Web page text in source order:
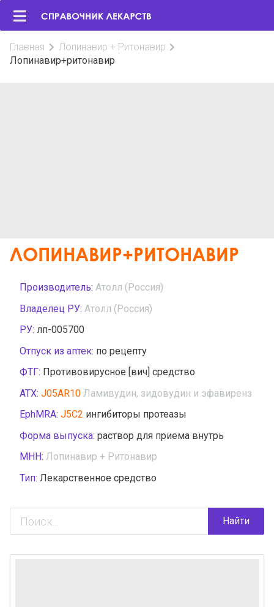
Главная
Лопинавир + Ритонавир
Лопинавир+ритонавир
ЛОПИНАВИР+РИТОНАВИР
Производитель: Атолл (Россия)
Владелец РУ: Атолл (Россия)
РУ: лп-005700
Отпуск из аптек: по рецепту
ФТГ: Противовирусное [вич] средство
АТХ: J05AR10 Ламивудин, зидовудин и эфавиренз
EphMRA: J5C2 ингибиторы протеазы
Форма выпуска: раствор для приема внутрь
МНН: Лопинавир + Ритонавир
Тип: Лекарственное средство
Найти